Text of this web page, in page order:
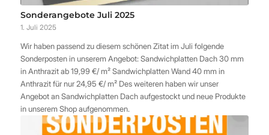
Sonderangebote Juli 2025
1. Juli 2025
Wir haben passend zu diesem schönen Zitat im Juli folgende
Sonderposten in unserem Angebot: Sandwichplatten Dach 30 mm
in Anthrazit ab 19,99 €/ m² Sandwichplatten Wand 40 mm in
Anthrazit für nur 24,95 €/ m² Des weiteren haben wir unser
Angebot an Sandwichplatten Dach aufgestockt und neue Produkte
in unserem Shop aufgenommen.